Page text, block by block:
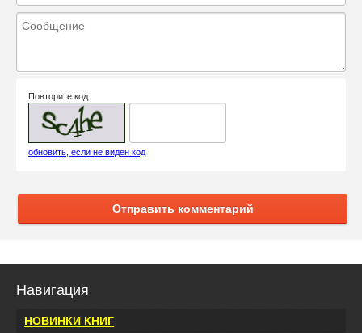
Повторите код:
обновить, если не виден код
Отправить комментарий
Навигация
НОВИНКИ КНИГ